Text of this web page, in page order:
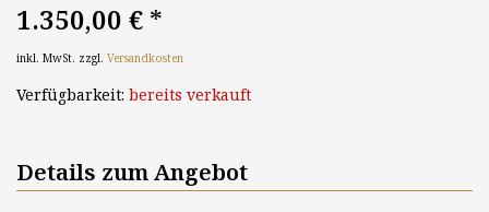
1.350,00 € *
inkl. MwSt. zzgl. Versandkosten
Verfügbarkeit: bereits verkauft
Details zum Angebot